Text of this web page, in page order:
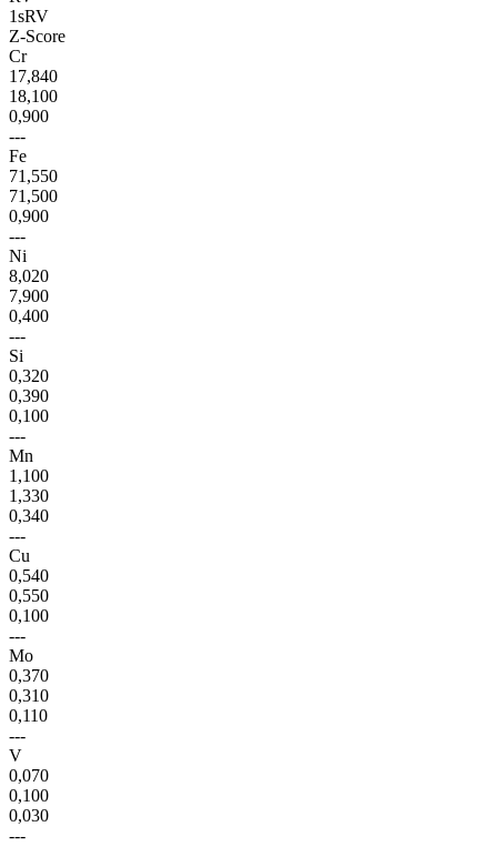
1sRV
Z-Score
Cr
17,840
18,100
0,900
---
Fe
71,550
71,500
0,900
---
Ni
8,020
7,900
0,400
---
Si
0,320
0,390
0,100
---
Mn
1,100
1,330
0,340
---
Cu
0,540
0,550
0,100
---
Mo
0,370
0,310
0,110
---
V
0,070
0,100
0,030
---